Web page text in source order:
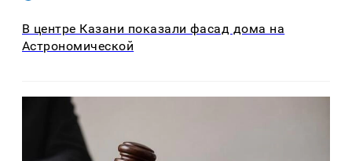
В центре Казани показали фасад дома на
Астрономической